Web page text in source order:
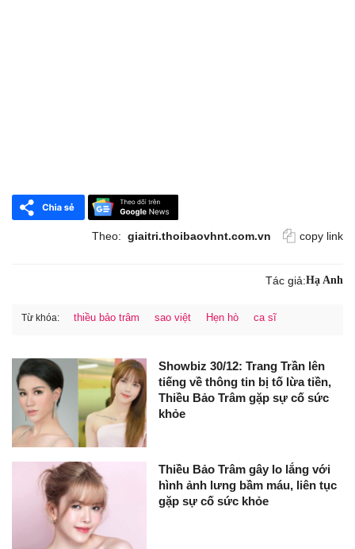
Theo: giaitri.thoibaovhnt.com.vn copy link
Tác giả:Hạ Anh
Từ khóa: thiều bảo trâm sao việt Hẹn hò ca sĩ
Showbiz 30/12: Trang Trần lên
tiếng về thông tin bị tố lừa tiền,
Thiều Bảo Trâm gặp sự cố sức
khỏe
Thiều Bảo Trâm gây lo lắng với
hình ảnh lưng bầm máu, liên tục
gặp sự cố sức khỏe